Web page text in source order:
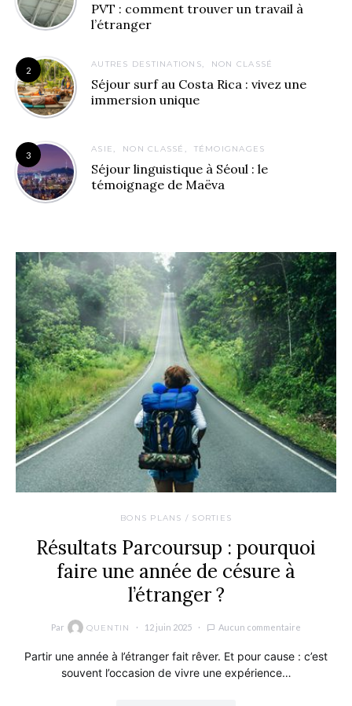
PVT : comment trouver un travail à
l’étranger
2
AUTRES DESTINATIONS NON CLASSÉ
Séjour surf au Costa Rica : vivez une
immersion unique
3
ASIE NON CLASSÉ TÉMOIGNAGES
Séjour linguistique à Séoul : le
témoignage de Maëva
BONS PLANS / SORTIES
Résultats Parcoursup : pourquoi
faire une année de césure à
l’étranger ?
Par QUENTIN 12 juin 2025 Aucun commentaire
Partir une année à l’étranger fait rêver. Et pour cause : c’est
souvent l’occasion de vivre une expérience…